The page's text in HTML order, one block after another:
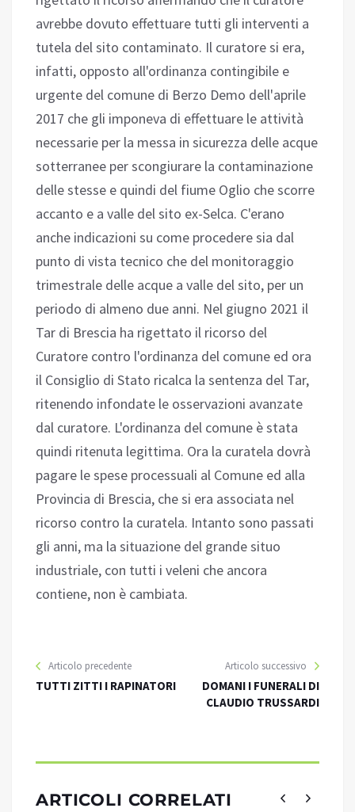
avrebbe dovuto effettuare tutti gli interventi a
tutela del sito contaminato. Il curatore si era,
infatti, opposto all'ordinanza contingibile e
urgente del comune di Berzo Demo dell'aprile
2017 che gli imponeva di effettuare le attività
necessarie per la messa in sicurezza delle acque
sotterranee per scongiurare la contaminazione
delle stesse e quindi del fiume Oglio che scorre
accanto e a valle del sito ex-Selca. C'erano
anche indicazioni su come procedere sia dal
punto di vista tecnico che del monitoraggio
trimestrale delle acque a valle del sito, per un
periodo di almeno due anni. Nel giugno 2021 il
Tar di Brescia ha rigettato il ricorso del
Curatore contro l'ordinanza del comune ed ora
il Consiglio di Stato ricalca la sentenza del Tar,
ritenendo infondate le osservazioni avanzate
dal curatore. L'ordinanza del comune è stata
quindi ritenuta legittima. Ora la curatela dovrà
pagare le spese processuali al Comune ed alla
Provincia di Brescia, che si era associata nel
ricorso contro la curatela. Intanto sono passati
gli anni, ma la situazione del grande situo
industriale, con tutti i veleni che ancora
contiene, non è cambiata.
Articolo precedente
TUTTI ZITTI I RAPINATORI
Articolo successivo
DOMANI I FUNERALI DI
CLAUDIO TRUSSARDI
ARTICOLI CORRELATI